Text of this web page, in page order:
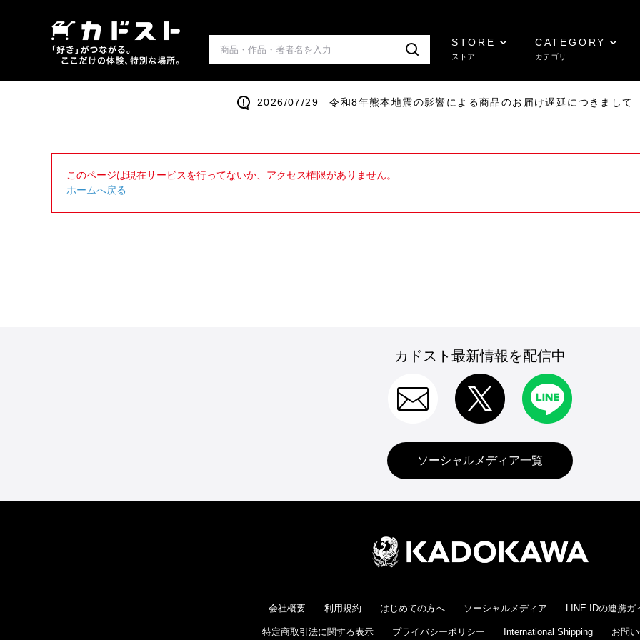
STORE
ストア
CATEGORY
カテゴリ
2026/07/29 令和8年熊本地震の影響による商品のお届け遅延につきまして
このページは現在サービスを行ってないか、アクセス権限がありません。
ホームへ戻る
カドスト最新情報を配信中
ソーシャルメディア一覧
会社概要 利用規約 はじめての方へ ソーシャルメディア LINE IDの連携ガ
特定商取引法に関する表示 プライバシーポリシー International Shipping お問